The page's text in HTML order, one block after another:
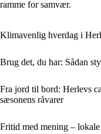
ramme for samvær.
Klimavenlig hverdag i
Brug det, du har: Sådan
Fra jord til bord: Herlevs
sæsonens råvarer
Fritid med mening –